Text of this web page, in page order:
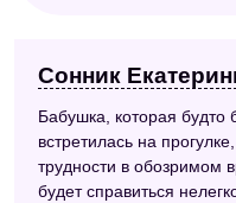
Сонник
Бабушка, которая будто
встретилась на
трудности в обозримом
будет справиться